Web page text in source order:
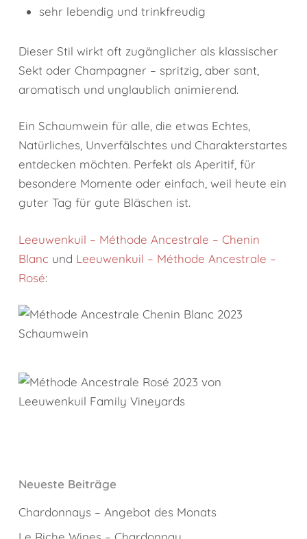
sehr lebendig und trinkfreudig
Dieser Stil wirkt oft zugänglicher als klassischer
Sekt oder Champagner – spritzig, aber sant,
aromatisch und unglaublich animierend.
Ein Schaumwein für alle, die etwas Echtes,
Natürliches, Unverfälschtes und Charakterstartes
entdecken möchten. Perfekt als Aperitif, für
besondere Momente oder einfach, weil heute ein
guter Tag für gute Bläschen ist.
Leeuwenkuil – Méthode Ancestrale – Chenin
Blanc und Leeuwenkuil – Méthode Ancestrale –
Rosé:
Neueste Beiträge
Chardonnays – Angebot des Monats